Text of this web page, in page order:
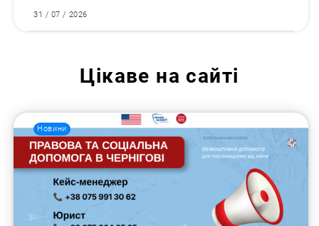
31 / 07 / 2026
Цікаве на сайті
Новини